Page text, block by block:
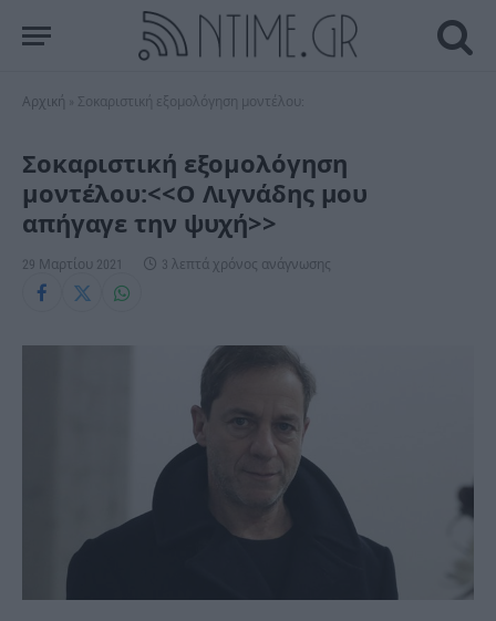
Αρχική Σοκαριστική εξομολόγηση μοντέλου:
Σοκαριστική εξομολόγηση
μοντέλου:<<Ο Λιγνάδης μου
απήγαγε την ψυχή>>
29 Μαρτίου 2021 3 λεπτά χρόνος ανάγνωσης